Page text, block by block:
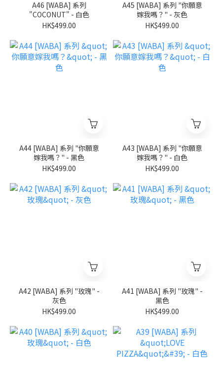
A46 [WABA] 系列
"COCONUT" - 白色
HK$499.00
A45 [WABA] 系列 "你願意
嫁我嗎？" - 灰色
HK$499.00
A44 [WABA] 系列 "你願意
嫁我嗎？" - 黑色
HK$499.00
A43 [WABA] 系列 "你願意
嫁我嗎？" - 白色
HK$499.00
A42 [WABA] 系列 "玫瑰" -
灰色
HK$499.00
A41 [WABA] 系列 "玫瑰" -
黑色
HK$499.00